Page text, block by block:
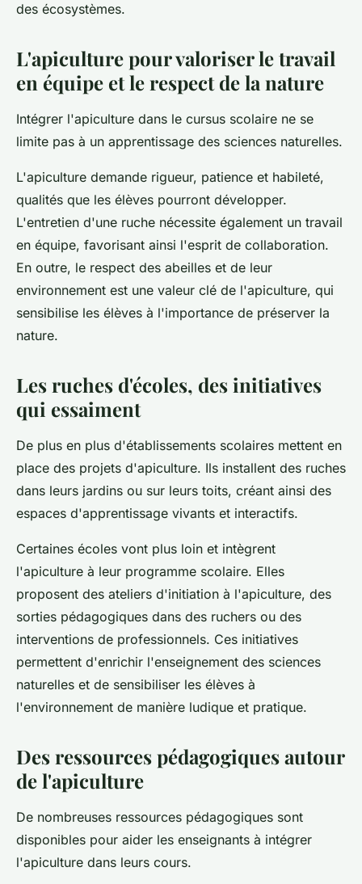
des écosystèmes.
L'apiculture pour valoriser le travail
en équipe et le respect de la nature
Intégrer l'apiculture dans le cursus scolaire ne se
limite pas à un apprentissage des sciences naturelles.
L'apiculture demande rigueur, patience et habileté,
qualités que les élèves pourront développer.
L'entretien d'une ruche nécessite également un travail
en équipe, favorisant ainsi l'esprit de collaboration.
En outre, le respect des abeilles et de leur
environnement est une valeur clé de l'apiculture, qui
sensibilise les élèves à l'importance de préserver la
nature.
Les ruches d'écoles, des initiatives
qui essaiment
De plus en plus d'établissements scolaires mettent en
place des projets d'apiculture. Ils installent des ruches
dans leurs jardins ou sur leurs toits, créant ainsi des
espaces d'apprentissage vivants et interactifs.
Certaines écoles vont plus loin et intègrent
l'apiculture à leur programme scolaire. Elles
proposent des ateliers d'initiation à l'apiculture, des
sorties pédagogiques dans des ruchers ou des
interventions de professionnels. Ces initiatives
permettent d'enrichir l'enseignement des sciences
naturelles et de sensibiliser les élèves à
l'environnement de manière ludique et pratique.
Des ressources pédagogiques autour
de l'apiculture
De nombreuses ressources pédagogiques sont
disponibles pour aider les enseignants à intégrer
l'apiculture dans leurs cours.